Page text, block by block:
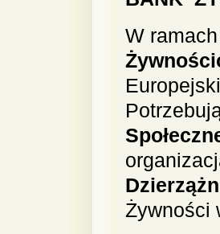
W
Żywności